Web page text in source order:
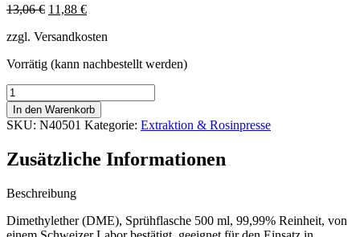
13,06€ Ursprünglicher
war:
11,88 €Aktueller
ist:
zzgl. Versandkosten
Vorrätig (kann nachbestellt werden)
Dimethylether
(DME)
99,99
%
Addipure
Extraktor,
500
In den Warenkorb
SKU: N40501 Kategorie: Extraktion & Rosinpresse
Zusätzliche Informationen
Beschreibung
Dimethylether (DME), Sprühflasche 500 ml, 99,99% Reinheit, von